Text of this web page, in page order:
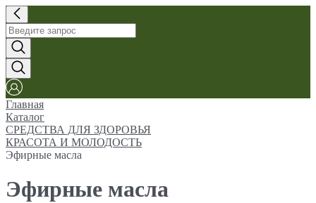
Главная
Каталог
СРЕДСТВА ДЛЯ ЗДОРОВЬЯ
КРАСОТА И МОЛОДОСТЬ
Эфирные масла
Эфирные масла